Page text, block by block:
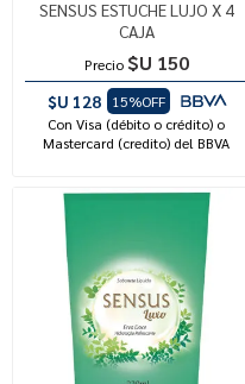
SENSUS ESTUCHE LUJO X 4
CAJA
Precio $U 150
$U 128
15%OFF
Con Visa (débito o crédito) o
Mastercard (credito) del BBVA